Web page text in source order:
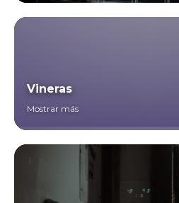
Vineras
Mostrar más